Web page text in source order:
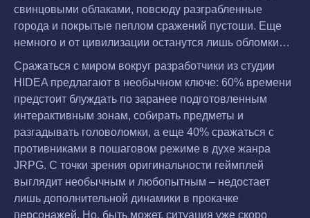
свинцовыми облаками, повсюду разграбленные
города и покрытые пеплом сражений пустоши. Еще
немного и от цивилизации останутся лишь обломки…
Сражаться с миром вокруг разработчики из студии
HIDEA предлагают в необычном ключе: 60% времени
предстоит блуждать по заранее подготовленным
интерактивным зонам, собирать предметы и
разгадывать головоломки, а еще 40% сражаться с
противниками в пошаговом режиме в духе жанра
JRPG. С точки зрения оригинальности геймплей
выглядит необычным и любопытным – недостает
лишь дополнительной динамики в прокачке
персонажей. Но, быть может, ситуация уже скоро